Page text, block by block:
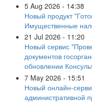
5 Aug 2026 - 14:38
Новый продукт
Имущественные
21 Jul 2026 - 11:20
Новый сервис
документов
обновлении
7 May 2026 - 15:51
Новый онлайн-
административной